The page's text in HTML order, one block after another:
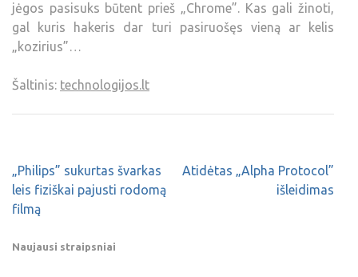
jėgos pasisuks būtent prieš „Chrome”. Kas gali žinoti,
gal kuris hakeris dar turi pasiruošęs vieną ar kelis
„kozirius”…
Šaltinis: technologijos.lt
„Philips” sukurtas švarkas
leis fiziškai pajusti rodomą
filmą
Atidėtas „Alpha Protocol”
išleidimas
Naujausi straipsniai